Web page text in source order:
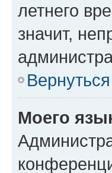
летнего
значит,
Моего